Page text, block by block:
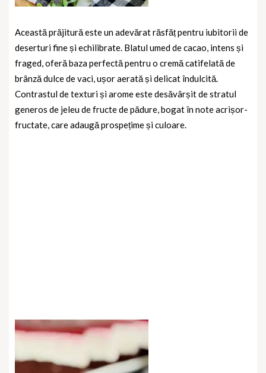
Această prăjitură este un adevărat răsfăț pentru iubitorii de
deserturi fine și echilibrate. Blatul umed de cacao, intens și
fraged, oferă baza perfectă pentru o cremă catifelată de
brânză dulce de vaci, ușor aerată și delicat îndulcită.
Contrastul de texturi și arome este desăvârșit de stratul
generos de jeleu de fructe de pădure, bogat în note acrișor-
fructate, care adaugă prospețime și culoare.